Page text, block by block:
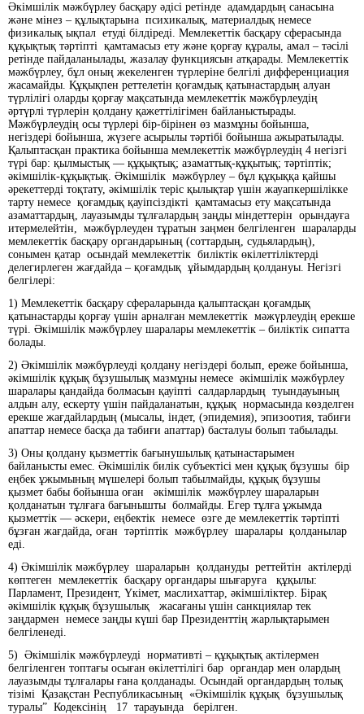
Әкімшілік мәжбүрлеу басқару әдісі ретінде адамдардың санасына
және мінез – құлықтарына психикалық, материалдық немесе
физикалық ықпал етуді білдіреді. Мемлекеттік басқару сферасында
құқықтық тәртіпті қамтамасыз ету және қорғау құралы, амал – тәсілі
ретінде пайдаланылады, жазалау функциясын атқарады. Мемлекеттік
мәжбүрлеу, бұл оның жекеленген түрлеріне белгілі дифференциация
жасамайды. Құқықпен реттелетін қоғамдық қатынастардың алуан
түрлілігі оларды қорғау мақсатында мемлекеттік мәжбүрлеудің
әртүрлі түрлерін қолдану қажеттілігімен байланыстырады.
Мәжбүрлеудің осы түрлері бір-бірінен өз мазмұны бойынша,
негіздері бойынша, жүзеге асырылы тәртібі бойынша ажыратылады.
Қалыптасқан практика бойынша мемлекеттік мәжбүрлеудің 4 негізгі
түрі бар: қылмыстық — құқықтық; азаматтық-құқытық; тәртіптік;
әкімшілік-құқықтық. Әкімшілік мәжбүрлеу – бұл құқыққа қайшы
әрекеттерді тоқтату, әкімшілік теріс қылықтар үшін жауапкершілікке
тарту немесе қоғамдық қауіпсіздікті қамтамасыз ету мақсатында
азаматтардың, лауазымды тұлғалардың заңды міндеттерін орындауға
итермелейтін, мәжбүрлеуден тұратын заңмен белгіленген шараларды
мемлекеттік басқару органдарының (соттардың, судьялардың),
сонымен қатар осындай мемлекеттік биліктік өкілеттіліктерді
делегирлеген жағдайда – қоғамдық ұйымдардың қолдануы. Негізгі
белгілері:
1) Мемлекеттік басқару сфераларында қалыптасқан қоғамдық
қатынастарды қорғау үшін арналған мемлекеттік мәжүрлеудің ерекше
түрі. Әкімшілік мәжбүрлеу шаралары мемлекеттік – биліктік сипатта
болады.
2) Әкімшілік мәжбүрлеуді қолдану негіздері болып, ереже бойынша,
әкімшілік құқық бұзушылық мазмұны немесе әкімшілік мәжбүрлеу
шаралары қандайда болмасын қауіпті салдарлардың туындауының
алдын алу, ескерту үшін пайдаланатын, құқық нормасында көзделген
ерекше жағдайлардың (мысалы, індет, (эпидемия), эпизоотия, табиғи
апаттар немесе басқа да табиғи апаттар) басталуы болып табылады.
3) Оны қолдану қызметтік бағынушылық қатынастарымен
байланысты емес. Әкімшілік билік субъектісі мен құқық бұзушы бір
еңбек ұжымының мүшелері болып табылмайды, құқық бұзушы
қызмет бабы бойынша оған әкімшілік мәжбүрлеу шараларын
қолданатын тұлғаға бағынышты болмайды. Егер тұлға ұжымда
қызметтік — әскери, еңбектік немесе өзге де мемлекеттік тәртіпті
бұзған жағдайда, оған тәртіптік мәжбүрлеу шаралары қолданылар
еді.
4) Әкімшілік мәжбүрлеу шараларын қолдануды реттейтін актілерді
көптеген мемлекеттік басқару органдары шығаруға құқылы:
Парламент, Президент, Үкімет, маслихаттар, әкімшіліктер. Бірақ
әкімшілік құқық бұзушылық жасағаны үшін санкциялар тек
заңдармен немесе заңды күші бар Президенттің жарлықтарымен
белгіленеді.
5) Әкімшілік мәжбүрлеуді нормативті – құқықтық актілермен
белгіленген топтағы осыған өкілеттілігі бар органдар мен олардың
лауазымды тұлғалары ғана қолданады. Осындай органдардың толық
тізімі Қазақстан Республикасының «Әкімшілік құқық бұзушылық
туралы” Кодексінің 17 тарауында берілген.